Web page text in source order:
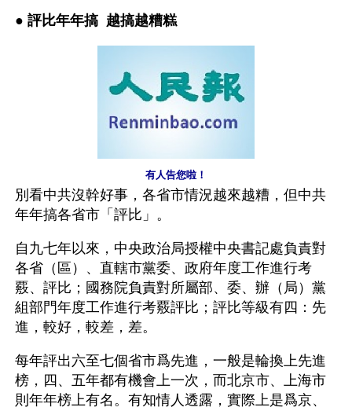
● 評比年年搞  越搞越糟糕
有人告您啦！
別看中共沒幹好事，各省市情況越來越糟，但中共
年年搞各省市「評比」。
自九七年以來，中央政治局授權中央書記處負責對
各省（區）、直轄市黨委、政府年度工作進行考
覈、評比；國務院負責對所屬部、委、辦（局）黨
組部門年度工作進行考覈評比；評比等級有四：先
進，較好，較差，差。
每年評出六至七個省市爲先進，一般是輪換上先進
榜，四、五年都有機會上一次，而北京市、上海市
則年年榜上有名。有知情人透露，實際上是爲京、